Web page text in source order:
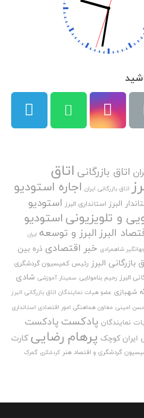
اتاق بازرگانی اتاق
اتاق بازرگانی ایران اجاره استودیو
البرز استانداری البرز استودیو
و تلویزیونیاستودیو
البرزالبرز و توسعه ایران
شاهمرادی خبر اقتصادی ذره بین
البرز رئیس کمیسیون گردشگری
البرز رحیم بنامولایی سمینار آموزشی شادی
شهبازی عضو هیات نمایندگان اتاق بازرگانی البرز
امینی معاون هماهنگی امور اقتصادی استانداری
نمایندگان پادکست پادکست
ایران کوچک پرهام رضایی کارت
گردشگری و اقتصاد هنر گردشگری گمرک